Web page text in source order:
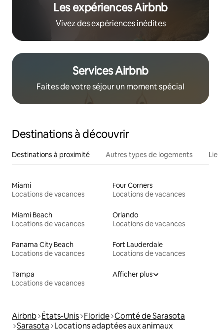
Les expériences Airbnb
Vivez des expériences inédites
Services Airbnb
Faites de votre séjour un moment spécial
Destinations à découvrir
Destinations à proximité Autres types de logements
Miami
Locations de vacances
Four Corners
Locations de vacances
Miami Beach
Locations de vacances
Orlando
Locations de vacances
Panama City Beach
Locations de vacances
Fort Lauderdale
Locations de vacances
Tampa
Locations de vacances
Afficher plus
Airbnb États-Unis Floride Comté de Sarasota
Sarasota Locations adaptées aux animaux